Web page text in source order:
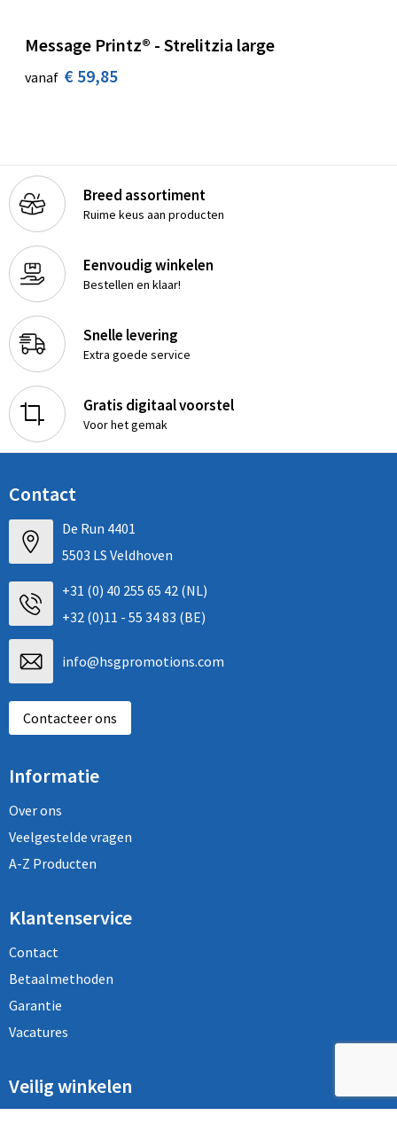
Message Printz® - Strelitzia large
vanaf € 59,85
Breed assortiment
Ruime keus aan producten
Eenvoudig winkelen
Bestellen en klaar!
Snelle levering
Extra goede service
Gratis digitaal voorstel
Voor het gemak
Contact
De Run 4401
5503 LS Veldhoven
+31 (0) 40 255 65 42 (NL)
+32 (0)11 - 55 34 83 (BE)
info@hsgpromotions.com
Contacteer ons
Informatie
Over ons
Veelgestelde vragen
A-Z Producten
Klantenservice
Contact
Betaalmethoden
Garantie
Vacatures
Veilig winkelen